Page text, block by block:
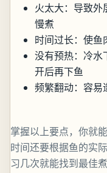
火太大：导致外
慢煮
时间过长：使鱼
没有预热：冷水
开后再下鱼
频繁翻动：容易
掌握以上要点，你就
时间还要根据鱼的实
习几次就能找到最佳煮